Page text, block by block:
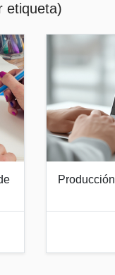
etiqueta)